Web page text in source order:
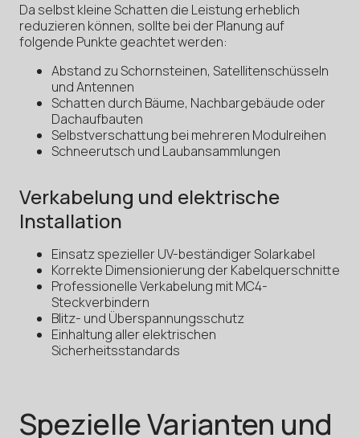
Da selbst kleine Schatten die Leistung erheblich
reduzieren können, sollte bei der Planung auf
folgende Punkte geachtet werden:
Abstand zu Schornsteinen, Satellitenschüsseln
und Antennen
Schatten durch Bäume, Nachbargebäude oder
Dachaufbauten
Selbstverschattung bei mehreren Modulreihen
Schneerutsch und Laubansammlungen
Verkabelung und elektrische
Installation
Einsatz spezieller UV-beständiger Solarkabel
Korrekte Dimensionierung der Kabelquerschnitte
Professionelle Verkabelung mit MC4-
Steckverbindern
Blitz- und Überspannungsschutz
Einhaltung aller elektrischen
Sicherheitsstandards
Spezielle Varianten und